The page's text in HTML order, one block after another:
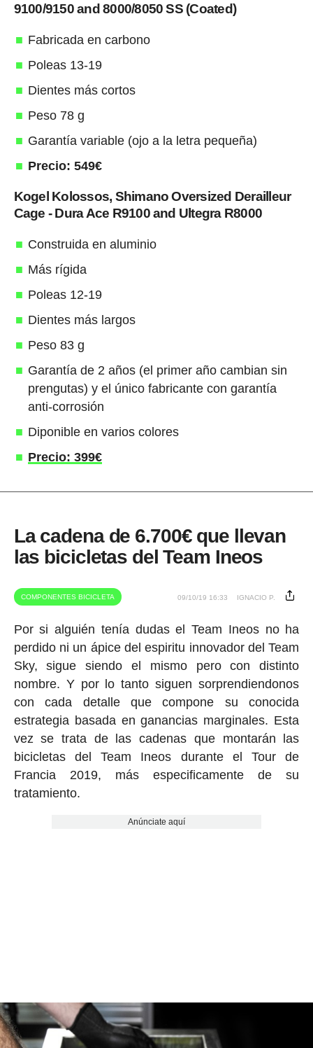
9100/9150 and 8000/8050 SS (Coated)
Fabricada en carbono
Poleas 13-19
Dientes más cortos
Peso 78 g
Garantía variable (ojo a la letra pequeña)
Precio: 549€
Kogel Kolossos, Shimano Oversized Derailleur
Cage - Dura Ace R9100 and Ultegra R8000
Construida en aluminio
Más rígida
Poleas 12-19
Dientes más largos
Peso 83 g
Garantía de 2 años (el primer año cambian sin
prengutas) y el único fabricante con garantía
anti-corrosión
Diponible en varios colores
Precio: 399€
La cadena de 6.700€ que llevan
las bicicletas del Team Ineos
COMPONENTES BICICLETA 09/10/19 16:33 IGNACIO P.
Por si alguién tenía dudas el Team Ineos no ha
perdido ni un ápice del espiritu innovador del Team
Sky, sigue siendo el mismo pero con distinto
nombre. Y por lo tanto siguen sorprendiendonos
con cada detalle que compone su conocida
estrategia basada en ganancias marginales. Esta
vez se trata de las cadenas que montarán las
bicicletas del Team Ineos durante el Tour de
Francia 2019, más especificamente de su
tratamiento.
Anúnciate aquí